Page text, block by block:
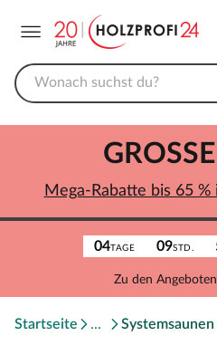
04TAGE 09STD.
Zu den
Mega-Rabatte bis 65
Startseite Systemsaunen